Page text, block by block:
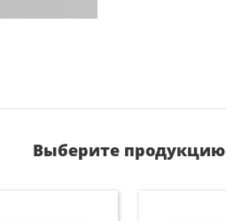
Выберите продукцию